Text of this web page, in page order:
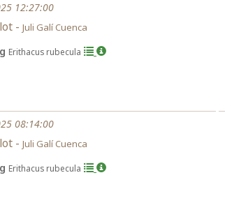
12:27:00
- Juli Galí Cuenca
Erithacus rubecula
08:14:00
- Juli Galí Cuenca
Erithacus rubecula